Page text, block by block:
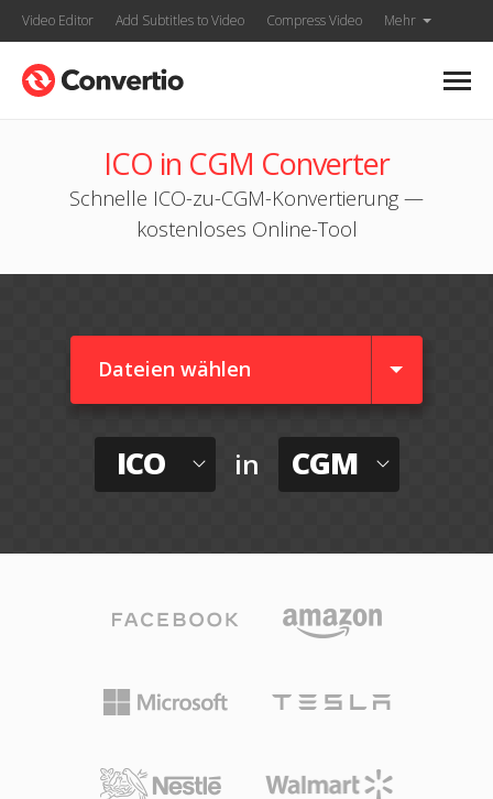
Video Editor Add Subtitles to Video Compress Video Mehr
ICO in CGM Converter
Schnelle ICO-zu-CGM-Konvertierung —
kostenloses Online-Tool
Dateien wählen
ICO in CGM